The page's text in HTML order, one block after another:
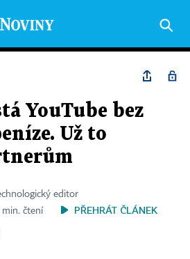
YouTube bez
Už to
editor
min. čtení
PŘEHRÁT ČLÁNEK